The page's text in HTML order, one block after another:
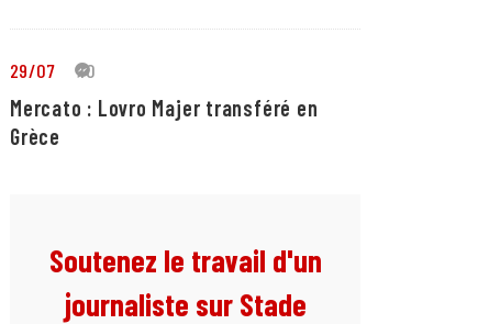
29/07 10
Mercato : Lovro Majer transféré en
Grèce
Soutenez le travail d'un
journaliste sur Stade